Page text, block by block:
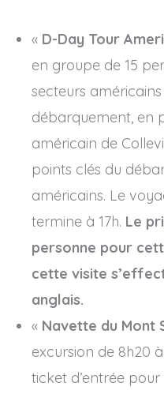
« D-Day Tour
en groupe de 15
secteurs
débarquement, en
américain de
points clés du
américains. Le
termine à 17h. Le
personne pour
cette visite
anglais.
« Navette du Mont
excursion de 8h20
ticket d’entrée